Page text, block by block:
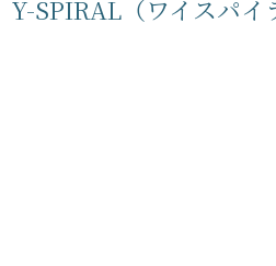
Y-SPIRAL（ワイスパイ